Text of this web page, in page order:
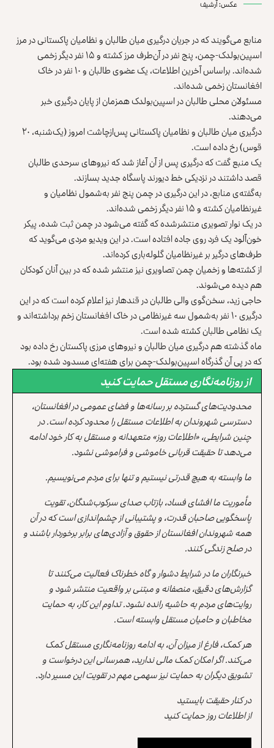
عکس: آرشیف
منابع می‌گویند که در جریان درگیری میان طالبان و نظامیان پاکستانی در مرز
اسپین‌بولدک-چمن، پنج نفر در آن‌طرف مرز کشته و ۱۵ نفر دیگر زخمی
شده‌اند. براساس آخرین اطلاعات، یک عضوی طالبان و ۱۰ نفر در خاک
افغانستان زخمی شده‌اند.
مسئولان محلی طالبان در اسپین‌بولدک همزمان از پایان درگیری خبر
می‌دهند.
درگیری میان طالبان و نظامیان پاکستانی پس‌ازچاشت امروز (یک‌شنبه، ۲۰
قوس) رخ داده است.
یک منبع گفت که درگیری پس از آن آغاز شد که نیروهای سرحدی طالبان
قصد داشتند در نزدیکی خط دیورند پاسگاه جدید بسازند.
به‌گفته‌ی منابع، در این درگیری در چمن پنج نفر به‌شمول نظامیان و
غیرنظامیان کشته و ۱۵ نفر دیگر زخمی شده‌اند.
در یک نوار تصویری منتشرشده که گفته می‎‌شود در چمن ثبت شده، پیکر
خون‌آلود یک فرد روی جاده افتاده است. در این ویدیو مردی می‌گوید که
طرف‌های درگیر بر غیرنظامیان گلوله‌باری کرده‌اند.
از کشته‌ها و زخمیان چمن تصاویری نیز منتشر شده که در بین آنان کودکان
هم دیده می‌شوند.
حاجی زید، سخن‌گوی والی طالبان در قندهار نیز اعلام کرده است که در این
درگیری ۱۰ نفر به‌شمول سه غیرنظامی در خاک افغانستان زخم برداشته‌اند و
یک نظامی طالبان کشته شده است.
ماه گذشته هم درگیری میان طالبان و نیروهای مرزی پاکستان رخ داده بود
که در پی آن گذرگاه اسپین‌بولدک-چمن برای هفته‌ای مسدود شده بود.
از روزنامه‌نگاری مستقل حمایت کنید
محدودیت‌های گسترده بر رسانه‌ها و فضای عمومی در افغانستان،
دسترسی شهروندان به اطلاعات مستقل را محدود کرده است. در
چنین شرایطی، «اطلاعات روز» متعهدانه و مستقل به کار خود ادامه
می‌دهد تا حقیقت قربانی خاموشی و فراموشی نشود.
ما وابسته به هیچ قدرتی نیستیم و تنها برای مردم می‌نویسیم.
مأموریت ما افشای فساد، بازتاب صدای سرکوب‌شدگان، تقویت
پاسخگویی صاحبان قدرت، و پشتیبانی از چشم‌اندازی است که در آن
همه شهروندان افغانستان از حقوق و آزادی‌های برابر برخوردار باشند و
در صلح زندگی کنند.
خبرنگاران ما در شرایط دشوار و گاه خطرناک فعالیت می‌کنند تا
گزارش‌های دقیق، منصفانه و مبتنی بر واقعیت منتشر شود و
روایت‌های مردم به حاشیه رانده نشود. تداوم این کار، به حمایت
مخاطبان و حامیان مستقل وابسته است.
هر کمک، فارغ از میزان آن، به ادامه روزنامه‌نگاری مستقل کمک
می‌کند. اگر امکان کمک مالی ندارید، همرسانی این درخواست و
تشویق دیگران به حمایت نیز سهمی مهم در تقویت این مسیر دارد.
در کنار حقیقت بایستید
از اطلاعات روز حمایت کنید